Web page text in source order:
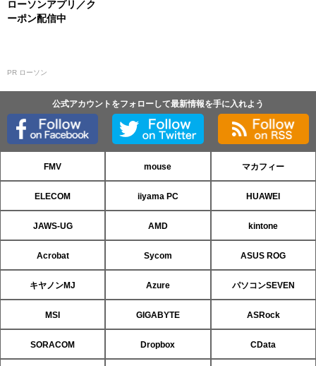
ローソンアプリ／ク
ーポン配信中
PR ローソン
公式アカウントをフォローして最新情報を手に入れよう
FMV mouse マカフィー
ELECOM iiyama PC HUAWEI
JAWS-UG AMD kintone
Acrobat Sycom ASUS ROG
キヤノンMJ Azure パソコンSEVEN
MSI GIGABYTE ASRock
SORACOM Dropbox CData